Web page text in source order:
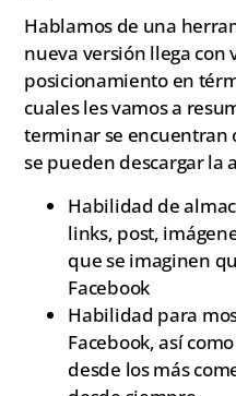
Hablamos de una
nueva versión llega con
posicionamiento en
cuales les vamos a
terminar se encuentran
se pueden descargar la
Habilidad de
links, post,
que se imaginen
Facebook
Habilidad para
Facebook, así
desde los más